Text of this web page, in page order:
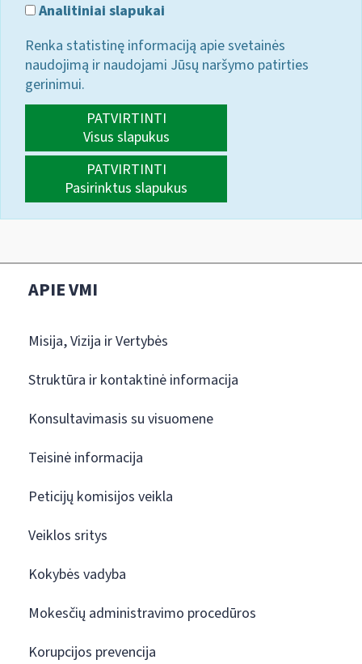
Analitiniai slapukai
Renka statistinę informaciją apie svetainės
naudojimą ir naudojami Jūsų naršymo patirties
gerinimui.
PATVIRTINTI
Visus slapukus
PATVIRTINTI
Pasirinktus slapukus
APIE VMI
Misija, Vizija ir Vertybės
Struktūra ir kontaktinė informacija
Konsultavimasis su visuomene
Teisinė informacija
Peticijų komisijos veikla
Veiklos sritys
Kokybės vadyba
Mokesčių administravimo procedūros
Korupcijos prevencija